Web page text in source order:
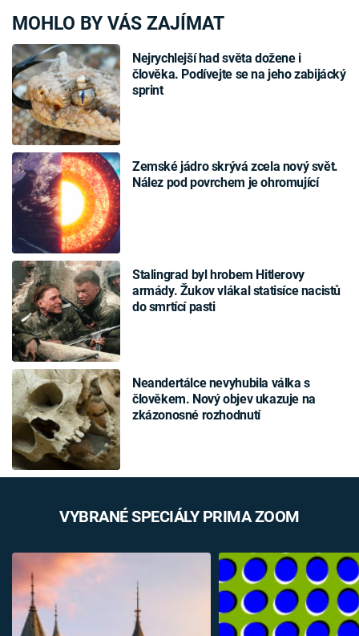
MOHLO BY VÁS ZAJÍMAT
Nejrychlejší had světa dožene i
člověka. Podívejte se na jeho zabijácký
sprint
Zemské jádro skrývá zcela nový svět.
Nález pod povrchem je ohromující
Stalingrad byl hrobem Hitlerovy
armády. Žukov vlákal statisíce nacistů
do smrtící pasti
Neandertálce nevyhubila válka s
člověkem. Nový objev ukazuje na
zkázonosné rozhodnutí
VYBRANÉ SPECIÁLY PRIMA ZOOM